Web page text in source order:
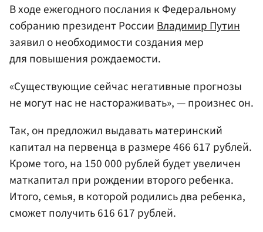
В ходе ежегодного послания к Федеральному
собранию президент РоссииВладимир Путин
заявил о необходимости создания мер
для повышения рождаемости.
«Существующие сейчас негативные прогнозы
не могут нас не настораживать», — произнес он.
Так, он предложил выдавать материнский
капитал на первенца в размере 466 617 рублей.
Кроме того, на 150 000 рублей будет увеличен
маткапитал при рождении второго ребенка.
Итого, семья, в которой родились два ребенка,
сможет получить 616 617 рублей.